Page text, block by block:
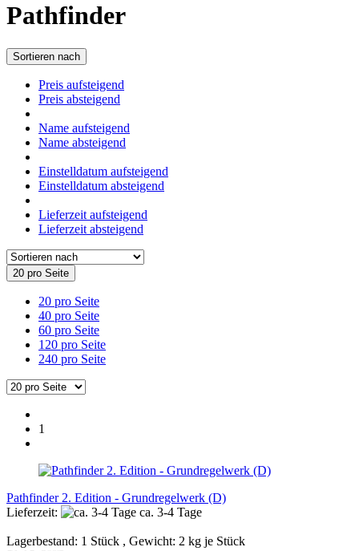
Pathfinder
Sortieren nach
Preis aufsteigend
Preis absteigend
Name aufsteigend
Name absteigend
Einstelldatum aufsteigend
Einstelldatum absteigend
Lieferzeit aufsteigend
Lieferzeit absteigend
20 pro Seite
20 pro Seite
40 pro Seite
60 pro Seite
120 pro Seite
240 pro Seite
1
Pathfinder 2. Edition - Grundregelwerk (D)
Lieferzeit:
ca. 3-4 Tage
Lagerbestand: 1 Stück , Gewicht: 2 kg je Stück